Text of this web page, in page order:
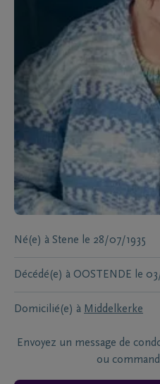
Né(e) à Stene le 28/07/1935
Décédé(e) à OOSTENDE le
Domicilié(e) à Middelkerke
Envoyez un message de
ou